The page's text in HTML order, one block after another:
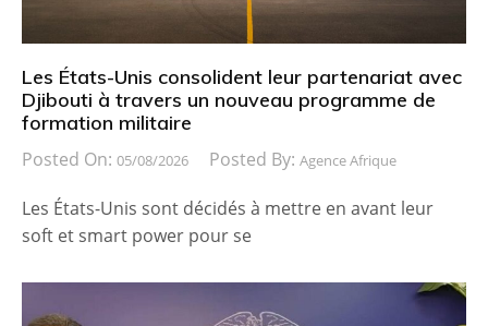
Les États-Unis consolident leur partenariat avec
Djibouti à travers un nouveau programme de
formation militaire
Posted On: 05/08/2026 Posted By: Agence Afrique
Les États-Unis sont décidés à mettre en avant leur
soft et smart power pour se